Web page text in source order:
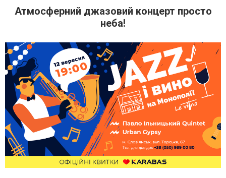
Атмосферний джазовий концерт просто
неба!